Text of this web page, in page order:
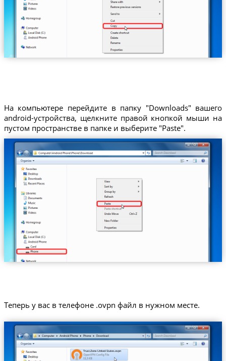
На компьютере перейдите в папку "Downloads" вашего
android-устройства, щелкните правой кнопкой мыши на
пустом пространстве в папке и выберите "Paste".
Теперь у вас в телефоне .ovpn файл в нужном месте.
Trust.Zone-United-States.ovpn